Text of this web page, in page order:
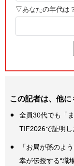
この記者は、他
全員30代でも「
TIF2026で証明し
「お局が孫のよ
幸が伝授する“職